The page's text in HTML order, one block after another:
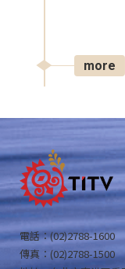
more
電話：(02)2788-1600
傳真：(02)2788-1500